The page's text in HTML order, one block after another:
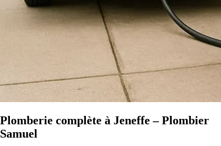
Plomberie complète à Jeneffe – Plombier
Samuel